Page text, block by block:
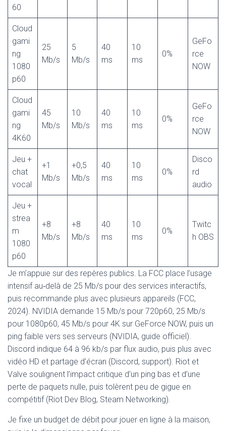
60
Cloud
gami
ng
1080
p60
25
Mb/s
5
Mb/s
40
ms
10
ms
0%
GeFo
rce
NOW
Cloud
gami
ng
4K60
45
Mb/s
10
Mb/s
40
ms
10
ms
0%
GeFo
rce
NOW
Jeu +
chat
vocal
+1
Mb/s
+0,5
Mb/s
40
ms
10
ms
0%
Disco
rd
audio
Jeu +
strea
m
1080
p60
+8
Mb/s
+8
Mb/s
40
ms
10
ms
0%
Twitc
h OBS
Je m’appuie sur des repères publics. La FCC place l’usage
intensif au‑delà de 25 Mb/s pour des services interactifs,
puis recommande plus avec plusieurs appareils (FCC,
2024). NVIDIA demande 15 Mb/s pour 720p60, 25 Mb/s
pour 1080p60, 45 Mb/s pour 4K sur GeForce NOW, puis un
ping faible vers ses serveurs (NVIDIA, guide officiel).
Discord indique 64 à 96 kb/s par flux audio, puis plus avec
vidéo HD et partage d’écran (Discord, support). Riot et
Valve soulignent l’impact critique d’un ping bas et d’une
perte de paquets nulle, puis tolèrent peu de gigue en
compétitif (Riot Dev Blog, Steam Networking).
Je fixe un budget de débit pour jouer en ligne à la maison,